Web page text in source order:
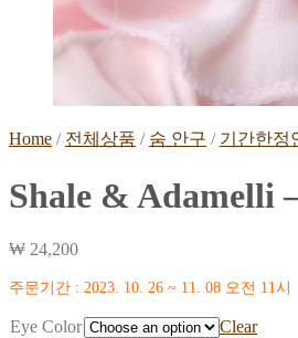
Home / 전체상품 / 숨 안구 / 기간한정
Shale & Adamelli
₩ 24,200
주문기간 : 2023. 10. 26 ~ 11. 08 오전 11시
Eye Color Clear